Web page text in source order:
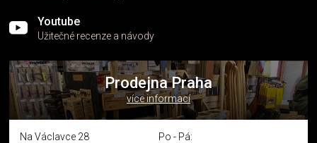
Youtube
Užitečné recenze a návody
Prodejna Praha
více informací
Na Václavce 28
Po - Pá: